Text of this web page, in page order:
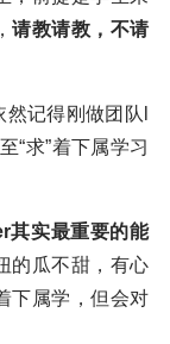
请教请教，不请
记得刚做团队l
“求”着下属学习
其实最重要的能
的瓜不甜，有心
下属学，但会对